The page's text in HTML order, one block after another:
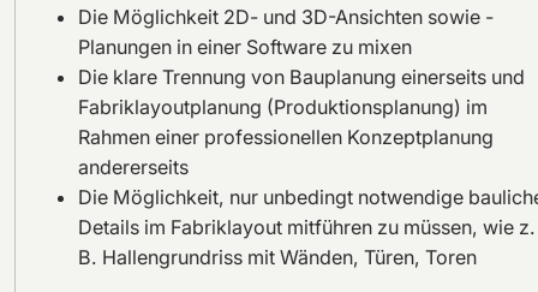
Die Möglichkeit 2D- und 3D-Ansichten sowie -
Planungen in einer Software zu mixen
Die klare Trennung von Bauplanung einerseits und
Fabriklayoutplanung (Produktionsplanung) im
Rahmen einer professionellen Konzeptplanung
andererseits
Die Möglichkeit, nur unbedingt notwendige
Details im Fabriklayout mitführen zu müssen, wie z.
B. Hallengrundriss mit Wänden, Türen, Toren